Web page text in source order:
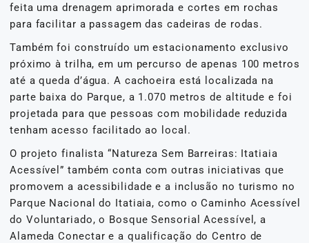
feita uma drenagem aprimorada e cortes em rochas
para facilitar a passagem das cadeiras de rodas.
Também foi construído um estacionamento exclusivo
próximo à trilha, em um percurso de apenas 100 metros
até a queda d’água. A cachoeira está localizada na
parte baixa do Parque, a 1.070 metros de altitude e foi
projetada para que pessoas com mobilidade reduzida
tenham acesso facilitado ao local.
O projeto finalista “Natureza Sem Barreiras: Itatiaia
Acessível” também conta com outras iniciativas que
promovem a acessibilidade e a inclusão no turismo no
Parque Nacional do Itatiaia, como o Caminho Acessível
do Voluntariado, o Bosque Sensorial Acessível, a
Alameda Conectar e a qualificação do Centro de